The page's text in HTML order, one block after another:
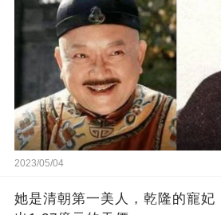
2023/05/04
她是清朝第一美人，乾隆的寵妃